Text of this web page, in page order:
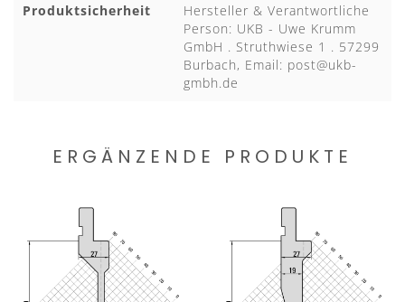
Produktsicherheit
Hersteller & Verantwortliche
Person: UKB - Uwe Krumm
GmbH . Struthwiese 1 . 57299
Burbach, Email: post@ukb-
gmbh.de
ERGÄNZENDE PRODUKTE